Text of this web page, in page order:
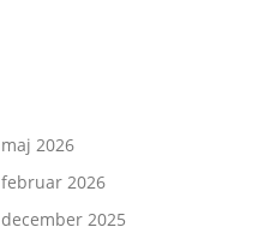
maj 2026
februar 2026
december 2025